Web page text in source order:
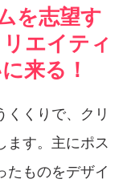
を志望す
エイティ
来る！
くくりで、クリ
ます。主にポス
たものをデザイ